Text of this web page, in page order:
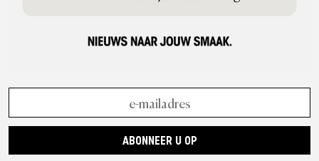
ABONNEER U OP